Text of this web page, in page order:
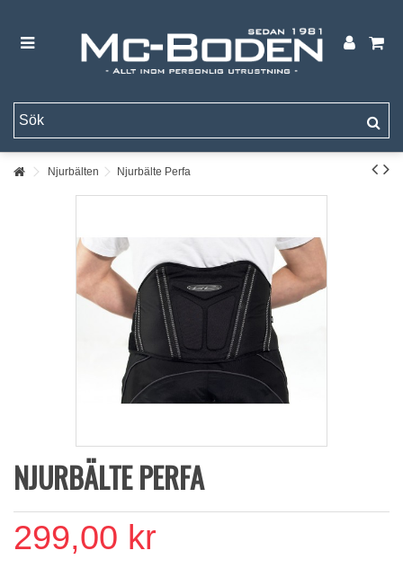
Njurbälten Njurbälte Perfa
NJURBÄLTE PERFA
299,00 kr